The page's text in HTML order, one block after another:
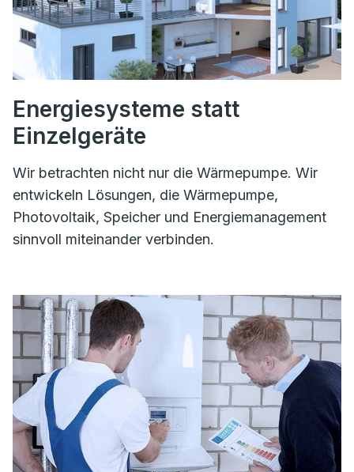
Energiesysteme statt
Einzelgeräte
Wir betrachten nicht nur die Wärmepumpe. Wir
entwickeln Lösungen, die Wärmepumpe,
Photovoltaik, Speicher und Energiemanagement
sinnvoll miteinander verbinden.